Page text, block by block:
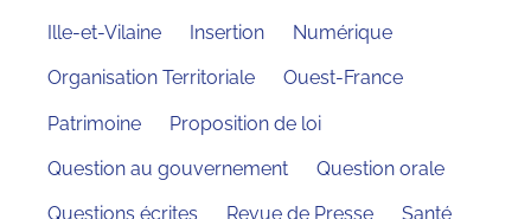
Ille-et-Vilaine Insertion Numérique
Organisation Territoriale Ouest-France
Patrimoine Proposition de loi
Question au gouvernement Question orale
Questions écrites Revue de Presse Santé